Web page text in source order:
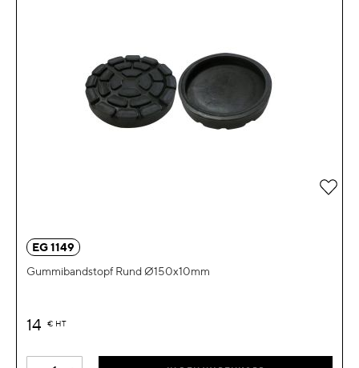
EG 1149
Gummibandstopf Rund Ø150x10mm
14 € HT
Zur